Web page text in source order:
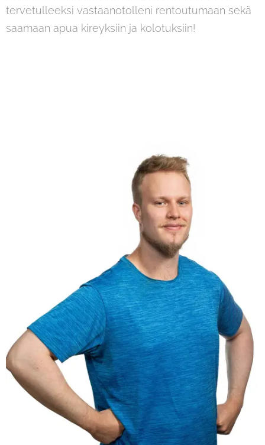
tervetulleeksi vastaanotolleni rentoutumaan sekä
saamaan apua kireyksiin ja kolotuksiin!